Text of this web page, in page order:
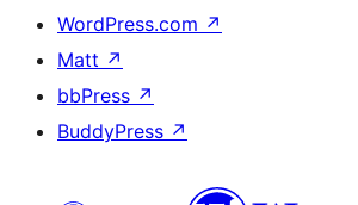
WordPress.com ↗
Matt ↗
bbPress ↗
BuddyPress ↗